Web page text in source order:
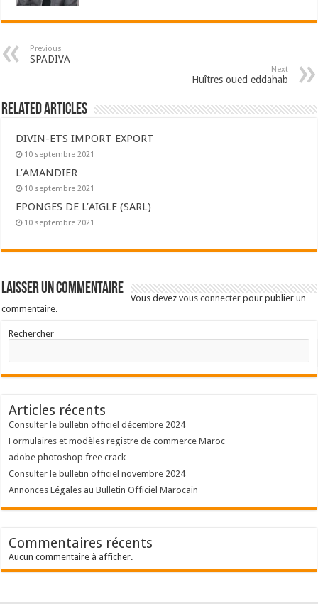
Previous
SPADIVA
Next
Huîtres oued eddahab
Related Articles
DIVIN-ETS IMPORT EXPORT
10 septembre 2021
L’AMANDIER
10 septembre 2021
EPONGES DE L’AIGLE (SARL)
10 septembre 2021
Laisser un commentaire
Vous devezvous connecter pour publier un
commentaire.
Rechercher
Articles récents
Consulter le bulletin officiel décembre 2024
Formulaires et modèles registre de commerce Maroc
adobe photoshop free crack
Consulter le bulletin officiel novembre 2024
Annonces Légales au Bulletin Officiel Marocain
Commentaires récents
Aucun commentaire à afficher.